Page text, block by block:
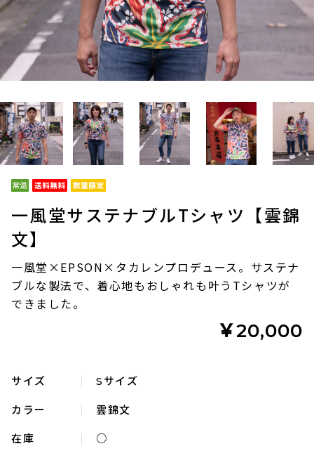
一風堂サステナブルTシャツ【雲錦
文】
一風堂×EPSON×タカレンプロデュース。サステナ
ブルな製法で、着心地もおしゃれも叶うTシャツが
できました。
￥20,000
サイズ Sサイズ
カラー 雲錦文
在庫 ○